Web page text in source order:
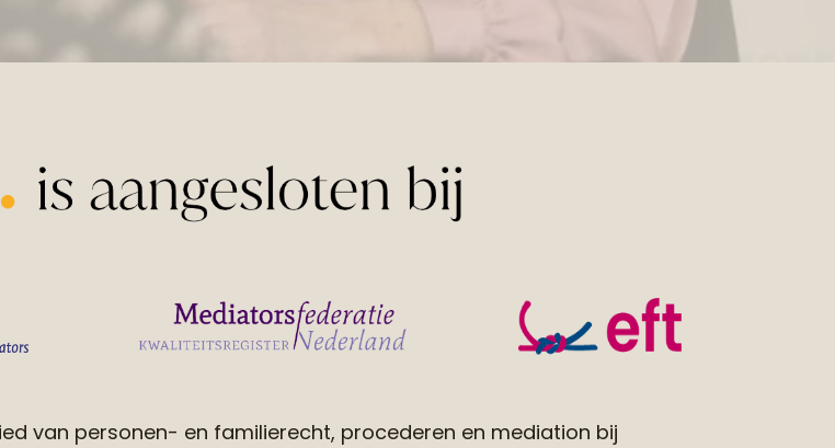
van personen- en familierecht, procederen en mediation bij